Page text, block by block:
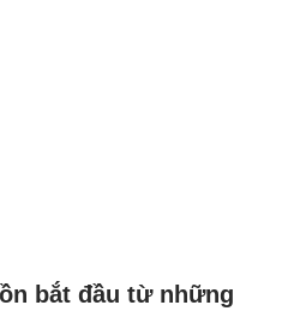
bắt đầu từ những